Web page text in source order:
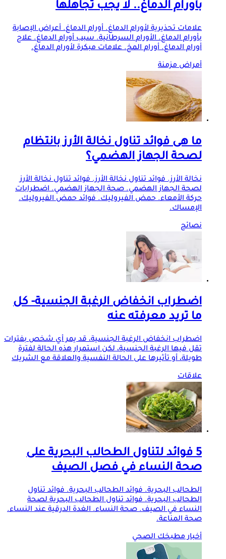
بأورام الدماغ.. لا يجب تجاهلها
علامات تحذيرية لأورام الدماغ. أورام الدماغ. أعراض الإصابة
بأورام الدماغ. الأورام السرطانية. سبب أورام الدماغ. علاج
أورام الدماغ. أورام المخ. علامات مبكرة لأورام الدماغ.
أمراض مزمنة
ما هى فوائد تناول نخالة الأرز بانتظام
لصحة الجهاز الهضمي؟
نخالة الأرز. فوائد تناول نخالة الأرز. فوائد تناول نخالة الأرز
لصحة الجهاز الهضمي. صحة الجهاز الهضمي. اضطرابات
حركة الأمعاء. حمض الفيروليك. فوائد حمض الفيروليك.
الإمساك.
نصائح
اضطراب انخفاض الرغبة الجنسية- كل
ما تريد معرفته عنه
اضطراب انخفاض الرغبة الجنسية، قد يمر أي شخص بفترات
تقل فيها الرغبة الجنسية، لكن استمرار هذه الحالة لفترة
طويلة، أو تأثيرها على الحالة النفسية والعلاقة مع الشريك
علاقات
5 فوائد لتناول الطحالب البحرية على
صحة النساء في فصل الصيف
الطحالب البحرية. فوائد الطحالب البحرية. فوائد تناول
الطحالب البحرية. فوائد تناول الطحالب البحرية لصحة
النساء في الصيف. صحة النساء. الغدة الدرقية عند النساء.
صحة المناعة.
أخبار مطبخك الصحي